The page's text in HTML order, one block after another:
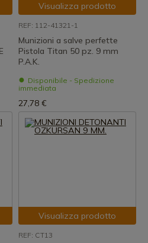
Visualizza prodotto
REF: 112-41321-1
Munizioni a salve perfette
Pistola Titan 50 pz. 9 mm
P.A.K.
Disponibile - Spedizione
immediata
27,78 €
Visualizza prodotto
REF: CT13